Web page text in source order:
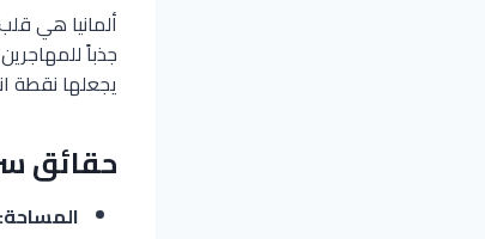
جذباً
يجعلها نقطة
حقائق
المساحة: